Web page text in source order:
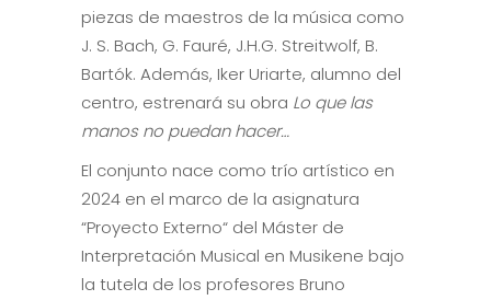
piezas de maestros de la música como
J. S. Bach, G. Fauré, J.H.G. Streitwolf, B.
Bartók. Además, Iker Uriarte, alumno del
centro, estrenará su obra Lo que las
manos no puedan hacer…
El conjunto nace como trío artístico en
2024 en el marco de la asignatura
“Proyecto Externo“ del Máster de
Interpretación Musical en Musikene bajo
la tutela de los profesores Bruno